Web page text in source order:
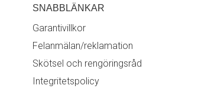
SNABBLÄNKAR
Garantivillkor
Felanmälan/reklamation
Skötsel och rengöringsråd
Integritetspolicy